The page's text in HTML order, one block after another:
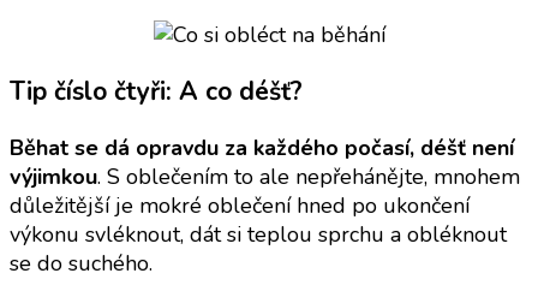
Tip číslo čtyři: A co déšť?
Běhat se dá opravdu za každého počasí, déšť není
výjimkou. S oblečením to ale nepřehánějte, mnohem
důležitější je mokré oblečení hned po ukončení
výkonu svléknout, dát si teplou sprchu a obléknout
se do suchého.